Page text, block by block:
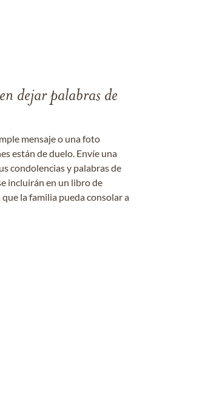
dejar palabras de
mensaje o una foto
están de duelo. Envíe una
condolencias y palabras de
incluirán en un libro de
la familia pueda consolar a